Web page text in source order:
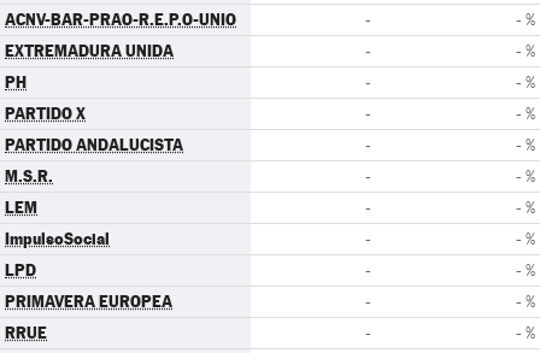
ACNV-BAR-PRAO-R.E.P.O-UNIO - - %
EXTREMADURA UNIDA - - %
PH - - %
PARTIDO X - - %
PARTIDO ANDALUCISTA - - %
M.S.R. - - %
LEM - - %
ImpulsoSocial - - %
LPD - - %
PRIMAVERA EUROPEA - - %
RRUE - - %